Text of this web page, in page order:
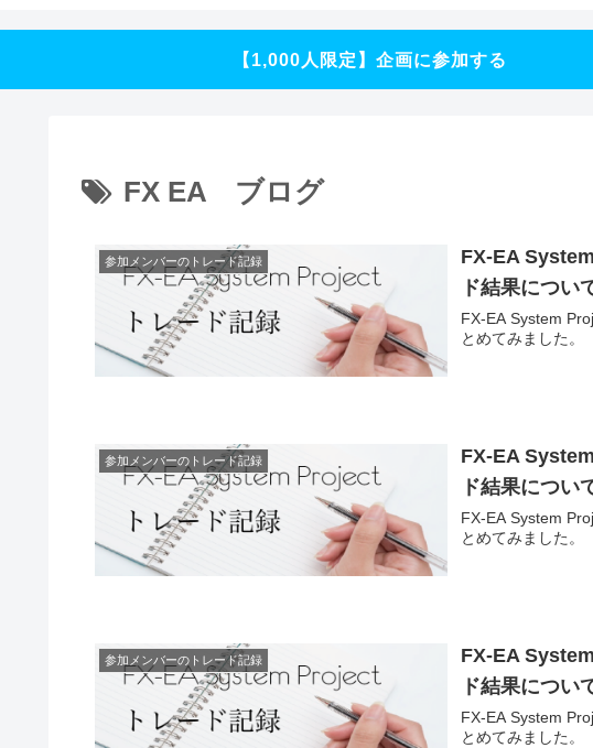
【1,000人限定】企画に参加する
FX EA ブログ
参加メンバーのトレード記録
FX-EA
ド結果につい
FX-EA System
とめてみました。
参加メンバーのトレード記録
FX-EA
ド結果につい
FX-EA System
とめてみました。
参加メンバーのトレード記録
FX-EA
ド結果につい
FX-EA System
とめてみました。